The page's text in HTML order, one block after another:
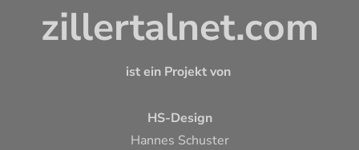
zillertalnet.com
ist ein Projekt von
HS-Design
Hannes Schuster